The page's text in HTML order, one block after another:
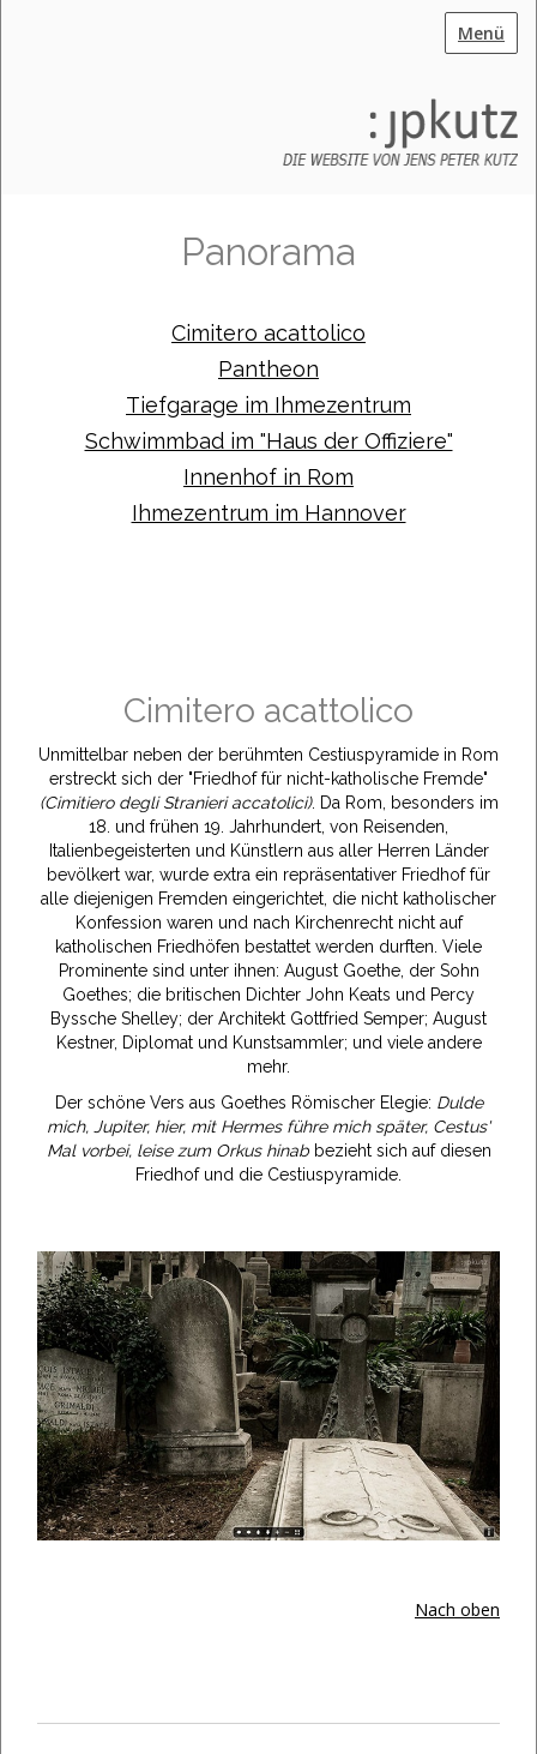
Menü
Panorama
Cimitero acattolico
Pantheon
Tiefgarage im Ihmezentrum
Schwimmbad im "Haus der Offiziere"
Innenhof in Rom
Ihmezentrum im Hannover
Cimitero acattolico
Unmittelbar neben der berühmten Cestiuspyramide in Rom
erstreckt sich der "Friedhof für nicht-katholische Fremde"
(Cimitiero degli Stranieri accatolici). Da Rom, besonders im
18. und frühen 19. Jahrhundert, von Reisenden,
Italienbegeisterten und Künstlern aus aller Herren Länder
bevölkert war, wurde extra ein repräsentativer Friedhof für
alle diejenigen Fremden eingerichtet, die nicht katholischer
Konfession waren und nach Kirchenrecht nicht auf
katholischen Friedhöfen bestattet werden durften. Viele
Prominente sind unter ihnen: August Goethe, der Sohn
Goethes; die britischen Dichter John Keats und Percy
Byssche Shelley; der Architekt Gottfried Semper; August
Kestner, Diplomat und Kunstsammler; und viele andere
mehr.
Der schöne Vers aus Goethes Römischer Elegie: Dulde
mich, Jupiter, hier, mit Hermes führe mich später, Cestus'
Mal vorbei, leise zum Orkus hinabbezieht sich auf diesen
Friedhof und die Cestiuspyramide.
Nach oben